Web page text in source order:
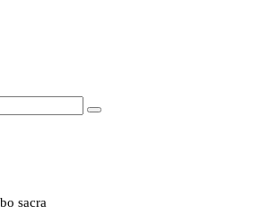
sacra